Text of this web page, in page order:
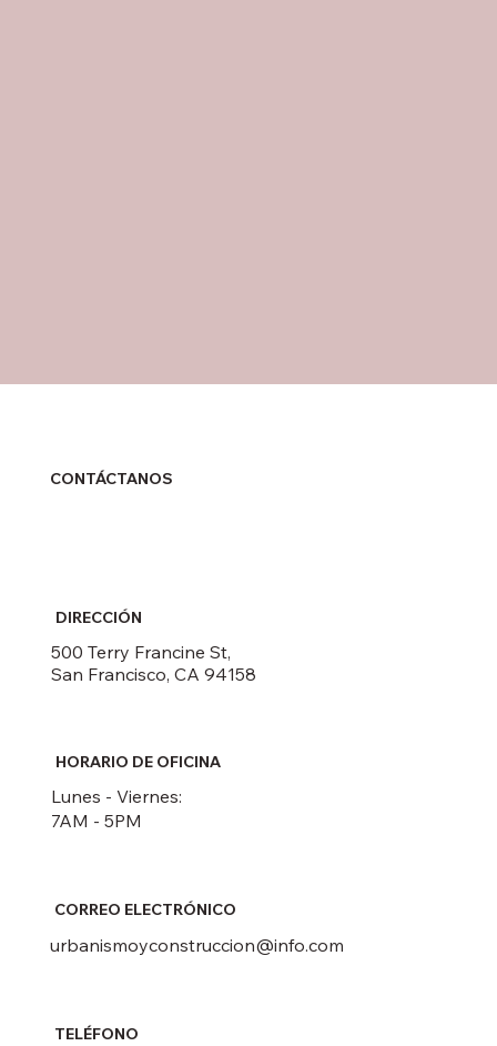
CONTÁCTANOS
DIRECCIÓN
500 Terry Francine St,
San Francisco, CA 94158
HORARIO DE OFICINA
Lunes - Viernes:
7AM - 5PM
CORREO ELECTRÓNICO
urbanismoyconstruccion@info.com
TELÉFONO